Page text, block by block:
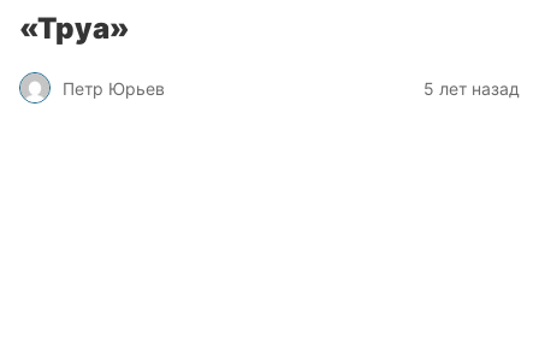
«Труа»
Петр Юрьев 5 лет назад